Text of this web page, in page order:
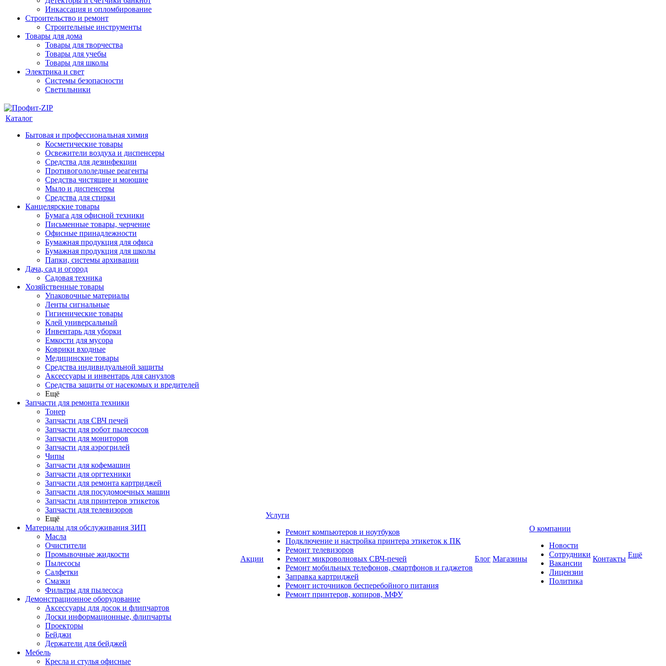
Инкассация и опломбирование
Строительство и ремонт
Строительные инструменты
Товары для дома
Товары для творчества
Товары для учебы
Товары для школы
Электрика и свет
Системы безопасности
Светильники
Каталог
Бытовая и профессиональная химия
Косметические товары
Освежители воздуха и диспенсеры
Средства для дезинфекции
Противогололедные реагенты
Средства чистящие и моющие
Мыло и диспенсеры
Средства для стирки
Канцелярские товары
Бумага для офисной техники
Письменные товары, черчение
Офисные принадлежности
Бумажная продукция для офиса
Бумажная продукция для школы
Папки, системы архивации
Дача, сад и огород
Садовая техника
Хозяйственные товары
Упаковочные материалы
Ленты сигнальные
Гигиенические товары
Клей универсальный
Инвентарь для уборки
Емкости для мусора
Коврики входные
Медицинские товары
Средства индивидуальной защиты
Аксессуары и инвентарь для санузлов
Средства защиты от насекомых и вредителей
Ещё
Запчасти для ремонта техники
Тонер
Запчасти для СВЧ печей
Запчасти для робот пылесосов
Запчасти для мониторов
Запчасти для аэрогрилей
Чипы
Запчасти для кофемашин
Запчасти для оргтехники
Запчасти для ремонта картриджей
Запчасти для посудомоечных машин
Запчасти для принтеров этикеток
Запчасти для телевизоров
Ещё
Материалы для обслуживания ЗИП
Масла
Очистители
Промывочные жидкости
Пылесосы
Салфетки
Смазки
Фильтры для пылесоса
Демонстрационное оборудование
Аксессуары для досок и флипчартов
Доски информационные, флипчарты
Проекторы
Бейджи
Держатели для бейджей
Мебель
Кресла и стулья офисные
Акции
Услуги
Ремонт компьютеров и ноутбуков
Подключение и настройка принтера этикеток к ПК
Ремонт телевизоров
Ремонт микроволновых СВЧ-печей
Ремонт мобильных телефонов, смартфонов и гаджетов
Заправка картриджей
Ремонт источников бесперебойного питания
Ремонт принтеров, копиров, МФУ
Блог Магазины
О компании
Новости
Сотрудники
Вакансии
Лицензии
Политика
Контакты Ещё